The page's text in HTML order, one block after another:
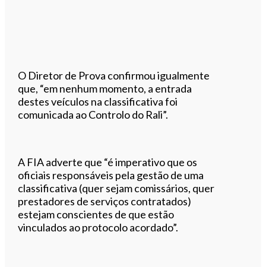
O Diretor de Prova confirmou igualmente
que, “em nenhum momento, a entrada
destes veículos na classificativa foi
comunicada ao Controlo do Rali”.
A FIA adverte que “é imperativo que os
oficiais responsáveis pela gestão de uma
classificativa (quer sejam comissários, quer
prestadores de serviços contratados)
estejam conscientes de que estão
vinculados ao protocolo acordado”.